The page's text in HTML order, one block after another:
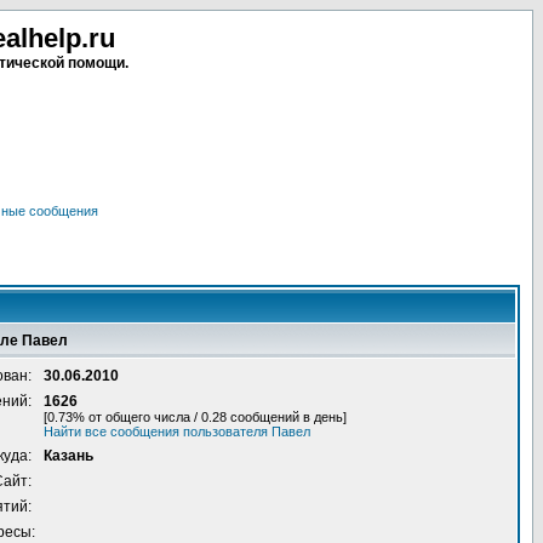
помощи.
сообщения
Павел
30.06.2010
1626
[0.73% от общего числа / 0.28 сообщений в день]
Найти все сообщения пользователя Павел
Казань